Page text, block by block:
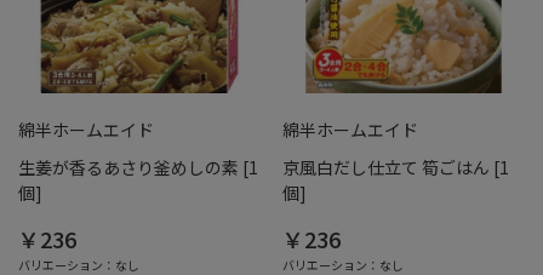
綿半ホームエイド
生姜が香るあさり釜めしの素 [1
個]
￥236
バリエーション：なし
綿半ホームエイド
京風白だし仕立て 筍ごはん [1
個]
￥236
バリエーション：なし